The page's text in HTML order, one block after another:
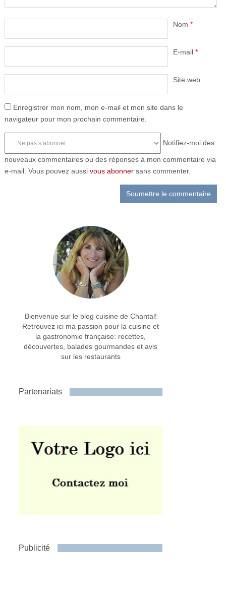
Nom *
E-mail *
Site web
Enregistrer mon nom, mon e-mail et mon site dans le
navigateur pour mon prochain commentaire.
Notifiez-moi des
nouveaux commentaires ou des réponses à mon commentaire via
e-mail. Vous pouvez aussi vous abonnersans commenter.
Bienvenue sur le blog cuisine de Chantal!
Retrouvez ici ma passion pour la cuisine et
la gastronomie française: recettes,
découvertes, balades gourmandes et avis
sur les restaurants
Partenariats
Publicité